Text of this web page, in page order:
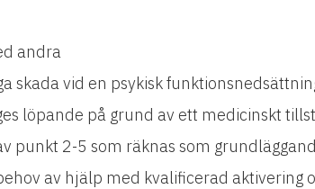
andra
skada vid en psykisk
löpande på grund av ett medicinskt
punkt 2-5 som räknas som
av hjälp med kvalificerad